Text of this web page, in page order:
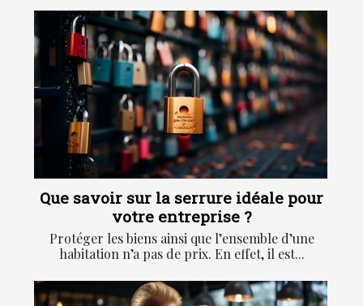
Que savoir sur la serrure idéale pour
votre entreprise ?
Protéger les biens ainsi que l’ensemble d’une
habitation n’a pas de prix. En effet, il est...